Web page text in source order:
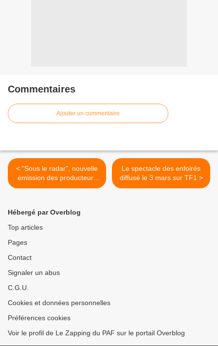
Commentaires
Ajouter un commentaire
< "Sous le radar", nouvelle
émission des producteurs
de Cash Invetigation dès
Le spectacle des enfoirés
diffusé le 3 mars sur TF1 >
Hébergé par Overblog
Top articles
Pages
Contact
Signaler un abus
C.G.U.
Cookies et données personnelles
Préférences cookies
Voir le profil de Le Zapping du PAF sur le portail Overblog